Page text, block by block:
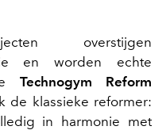
overstijgen
en worden echte
Technogym Reform
de klassieke reformer:
in harmonie met